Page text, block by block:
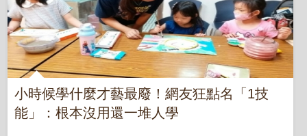
小時候學什麼才藝最廢！網友狂點名「1技
能」：根本沒用還一堆人學